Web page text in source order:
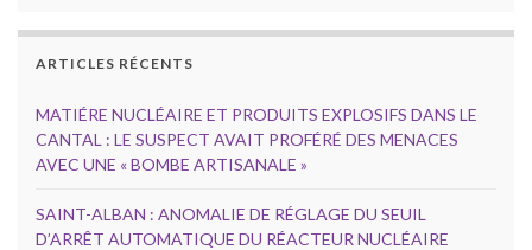
ARTICLES RÉCENTS
MATIÉRE NUCLÉAIRE ET PRODUITS EXPLOSIFS DANS LE
CANTAL : LE SUSPECT AVAIT PROFÉRÉ DES MENACES
AVEC UNE « BOMBE ARTISANALE »
SAINT-ALBAN : ANOMALIE DE RÉGLAGE DU SEUIL
D’ARRÊT AUTOMATIQUE DU RÉACTEUR NUCLÉAIRE